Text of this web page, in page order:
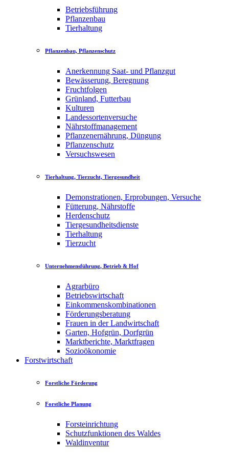
Betriebsführung
Pflanzenbau
Tierhaltung
Pflanzenbau, Pflanzenschutz
Anerkennung Saat- und Pflanzgut
Bewässerung, Beregnung
Fruchtfolgen
Grünland, Futterbau
Kulturen
Landessortenversuche
Nährstoffmanagement
Pflanzenernährung, Düngung
Pflanzenschutz
Versuchswesen
Tierhaltung, Tierzucht, Tiergesundheit
Demonstrationen, Erprobungen, Versuche
Fütterung, Nährstoffe
Herdenschutz
Tiergesundheitsdienste
Tierhaltung
Tierzucht
Unternehmensführung, Betrieb & Hof
Agrarbüro
Betriebswirtschaft
Einkommenskombinationen
Förderungsberatung
Frauen in der Landwirtschaft
Garten, Hofgrün, Dorfgrün
Marktberichte, Marktfragen
Sozioökonomie
Forstwirtschaft
Forstliche Förderung
Forstliche Planung
Forsteinrichtung
Schutzfunktionen des Waldes
Waldinventur